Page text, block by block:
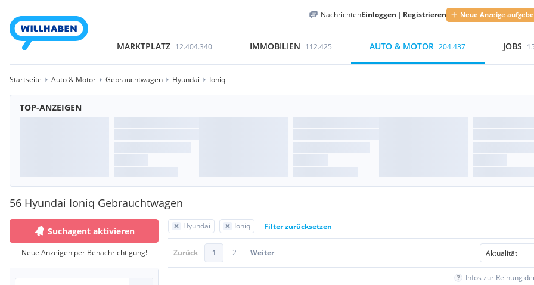
NachrichtenEinloggen | Registrieren Neue Anzeige
MARKTPLATZ 12.404.340 IMMOBILIEN 112.425 AUTO & MOTOR 204.437 JOBS
Startseite Auto & Motor Gebrauchtwagen Hyundai Ioniq
TOP-ANZEIGEN
56 Hyundai Ioniq Gebrauchtwagen
Hyundai Ioniq Filter zurücksetzen
Zurück 1 2 Weiter
Infos zur Reihung
Suchagent aktivieren
Neue Anzeigen per Benachrichtigung!